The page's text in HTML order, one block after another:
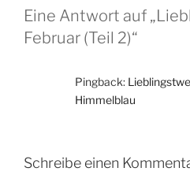
Eine Antwort auf
Februar (Teil 2)“
Pingback:
Himmelblau
Schreibe einen